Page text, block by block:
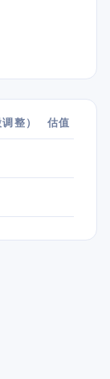
整） 估值